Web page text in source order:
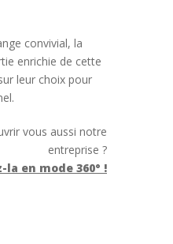
convivial, la
enrichie de cette
leur choix pour
vous aussi notre
entreprise ?
en mode 360° !